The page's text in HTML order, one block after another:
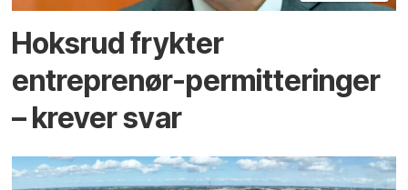
Hoksrud frykter
entreprenør-permitteringer
– krever svar